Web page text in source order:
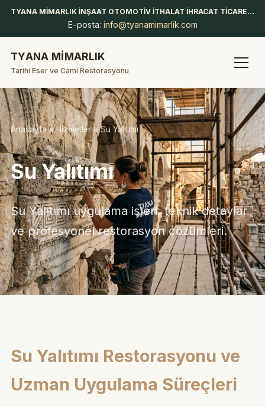
TYANA MİMARLIK İNŞAAT OTOMOTİV İTHALAT İHRACAT TİCARET LİMİTED ŞİRKETİ
E-posta: info@tyanamimarlik.com
TYANA MİMARLIK
Tarihi Eser ve Cami Restorasyonu
Anasayfa»Hizmetler» Su Yalıtımı
Su Yalıtımı
Su Yalıtımı uygulama işleri, teknik detaylar
ve profesyonel restorasyon çözümleri.
Su Yalıtımı Restorasyonu ve
Uzman Uygulama Süreçleri